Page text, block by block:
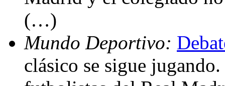
(…)
Mundo Deportivo:
clásico se sigue